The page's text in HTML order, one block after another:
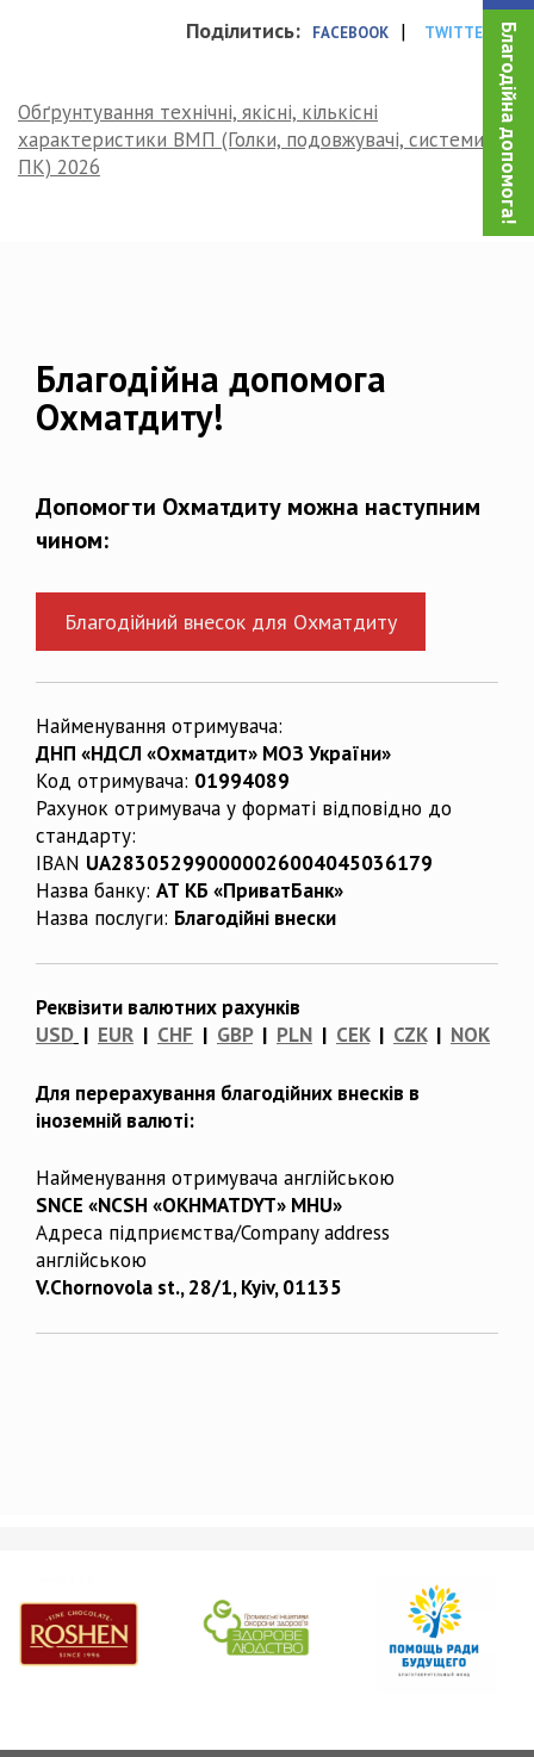
Благодійна допомога!
Поділитись: FACEBOOK | TWITTER
Обґрунтування технічні, якісні, кількісні
характеристики ВМП (Голки, подовжувачі, системи
ПК) 2026
Благодійна допомога
Охматдиту!
Допомогти Охматдиту можна наступним
чином:
Благодійний внесок для Охматдиту
Найменування отримувача:
ДНП «НДСЛ «Охматдит» МОЗ України»
Код отримувача: 01994089
Рахунок отримувача у форматі відповідно до
стандарту:
IBAN UA283052990000026004045036179
Назва банку: АТ КБ «ПриватБанк»
Назва послуги: Благодійні внески
Реквізити валютних рахунків
USD | EUR | CHF | GBP| PLN | CEK| CZK| NOK
Для перерахування благодійних внесків в
іноземній валюті:
Найменування отримувача англійською
SNCE «NCSH «OKHMATDYT» MHU»
Адреса підприємства/Company address
англійською
V.Chornovola st., 28/1, Kyiv, 01135